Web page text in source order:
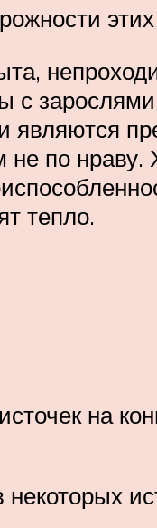
с
являются
по нраву.
тепло.
на